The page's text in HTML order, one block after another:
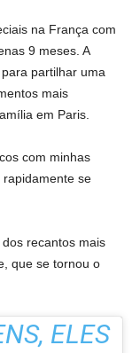
na França com
9 meses. A
partilhar uma
mais
em Paris.
com minhas
rapidamente se
recantos mais
que se tornou o
ELES